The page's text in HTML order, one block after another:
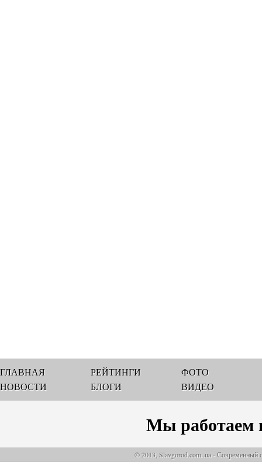
ГЛАВНАЯ
НОВОСТИ
РЕЙТИНГИ
БЛОГИ
ФОТО
ВИДЕО
Мы работаем
© 2013, Slavgorod.com..ua - Современный